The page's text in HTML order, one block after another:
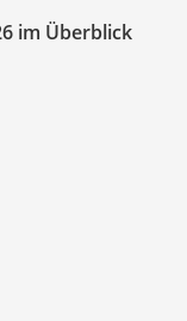
im Überblick